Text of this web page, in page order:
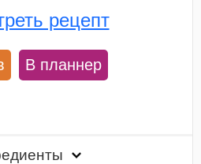
рецепт
В планнер